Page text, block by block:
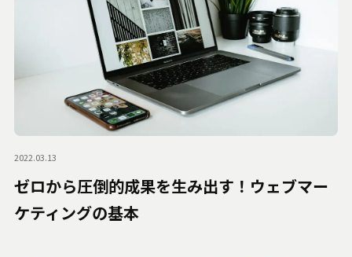
2022.03.13
ゼロから圧倒的成果を生み出す！ウェブマー
ケティングの基本